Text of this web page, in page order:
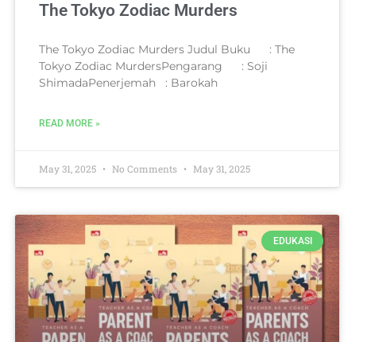
The Tokyo Zodiac Murders
The Tokyo Zodiac Murders Judul Buku : The
Tokyo Zodiac MurdersPengarang : Soji
ShimadaPenerjemah : Barokah
READ MORE »
May 31, 2025 No Comments May 31, 2025
EDUKASI